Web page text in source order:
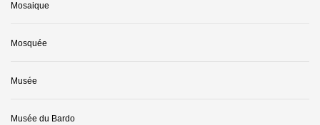
Mosaique
Mosquée
Musée
Musée du Bardo